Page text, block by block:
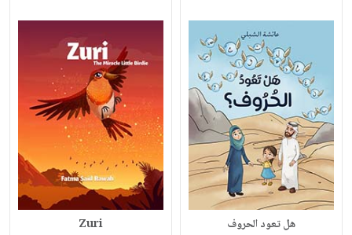
هل تعود الحروف Zuri